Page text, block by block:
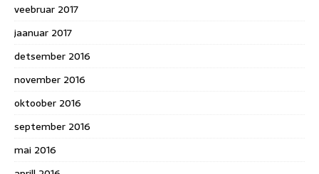
veebruar 2017
jaanuar 2017
detsember 2016
november 2016
oktoober 2016
september 2016
mai 2016